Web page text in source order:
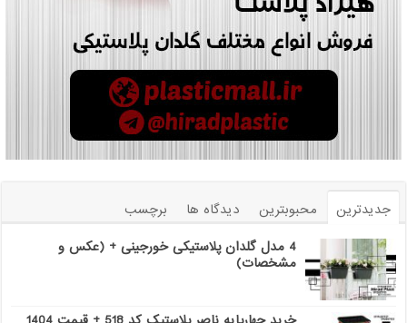
جدیدترین محبوبترین دیدگاه ها
برچسب
4 مدل گلدان پلاستیکی خورجینی + (عکس و
مشخصات)